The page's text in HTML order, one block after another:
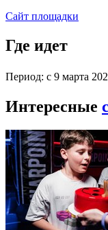
Сайт площадки
Где идет
Период: с 9 марта
Интересные